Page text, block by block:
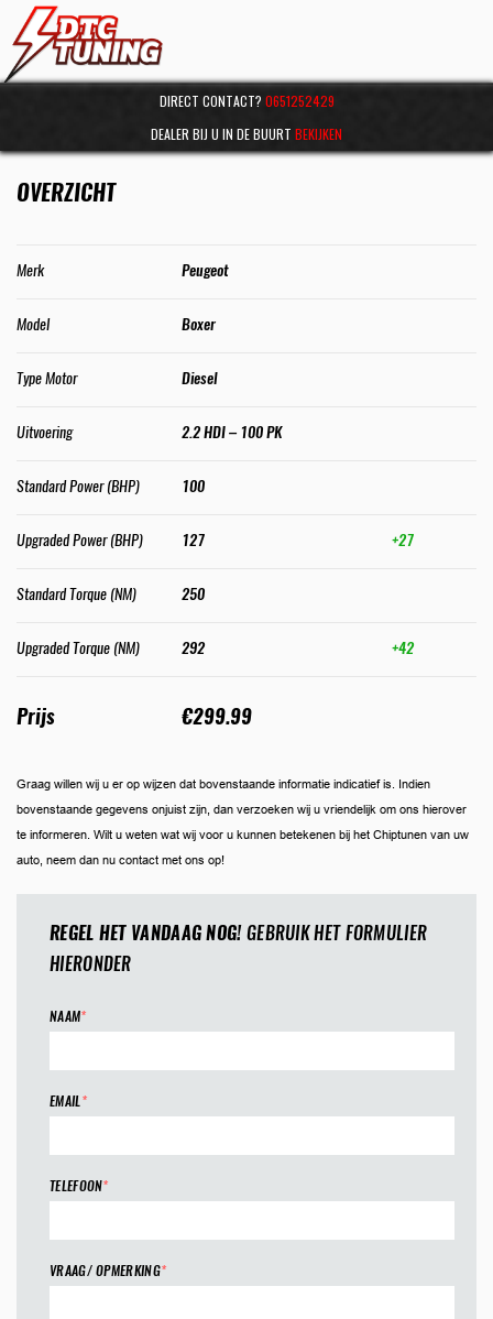
DIRECT CONTACT? 0651252429
DEALER BIJ U IN DE BUURT BEKIJKEN
OVERZICHT
Merk Peugeot
Model Boxer
Type Motor Diesel
Uitvoering 2.2 HDI – 100 PK
Standard Power (BHP) 100
Upgraded Power (BHP) 127 +27
Standard Torque (NM) 250
Upgraded Torque (NM) 292 +42
Prijs €299.99
Graag willen wij u er op wijzen dat bovenstaande informatie indicatief is. Indien
bovenstaande gegevens onjuist zijn, dan verzoeken wij u vriendelijk om ons hierover
te informeren. Wilt u weten wat wij voor u kunnen betekenen bij het Chiptunen van uw
auto, neem dan nu contact met ons op!
REGEL HET VANDAAG NOG!GEBRUIK HET FORMULIER
HIERONDER
NAAM*
EMAIL*
TELEFOON*
VRAAG/ OPMERKING*